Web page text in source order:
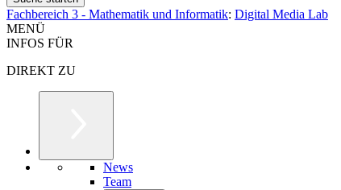
Fachbereich 3 - Mathematik und Informatik: Digital Media Lab
MENÜ
INFOS FÜR
DIREKT ZU
News
Team